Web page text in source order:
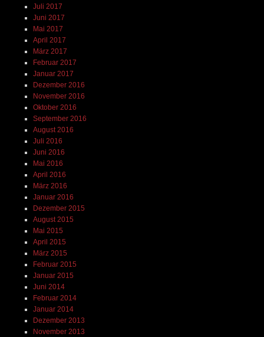
Juli 2017
Juni 2017
Mai 2017
April 2017
März 2017
Februar 2017
Januar 2017
Dezember 2016
November 2016
Oktober 2016
September 2016
August 2016
Juli 2016
Juni 2016
Mai 2016
April 2016
März 2016
Januar 2016
Dezember 2015
August 2015
Mai 2015
April 2015
März 2015
Februar 2015
Januar 2015
Juni 2014
Februar 2014
Januar 2014
Dezember 2013
November 2013